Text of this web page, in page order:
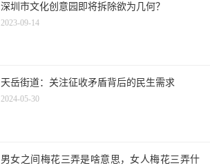
深圳市文化创意园即将拆除欲为几何？
2023-09-14
天岳街道：关注征收矛盾背后的民生需求
2024-05-30
男女之间梅花三弄是啥意思，女人梅花三弄什